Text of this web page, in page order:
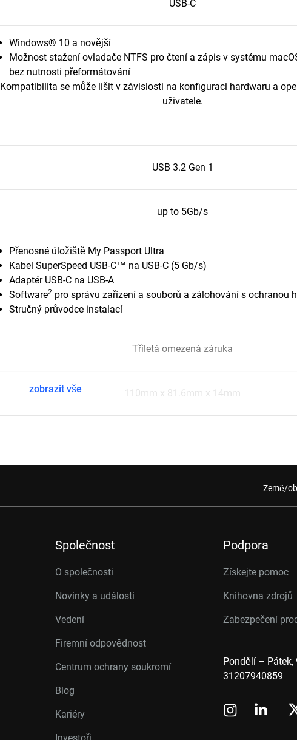
USB-C
Windows® 10 a novější
Možnost stažení ovladače NTFS pro čtení a zápis v systému
bez nutnosti přeformátování
Kompatibilita se může lišit v závislosti na konfiguraci hardwaru a
uživatele.
USB 3.2 Gen 1
up to 5Gb/s
Přenosné úložiště My Passport Ultra
Kabel SuperSpeed USB-C™ na USB-C (5 Gb/s)
Adaptér USB-C na USB-A
Software2 pro správu zařízení a souborů a zálohování s ochranou
Stručný průvodce instalací
Tříletá omezená záruka
110mm x 81.6mm x 14mm
zobrazit vše
Země/
Společnost
O společnosti
Novinky a události
Vedení
Firemní odpovědnost
Centrum ochrany soukromí
Blog
Kariéry
Podpora
Získejte pomoc
Knihovna zdrojů
Zabezpečení
Pondělí –
31207940859